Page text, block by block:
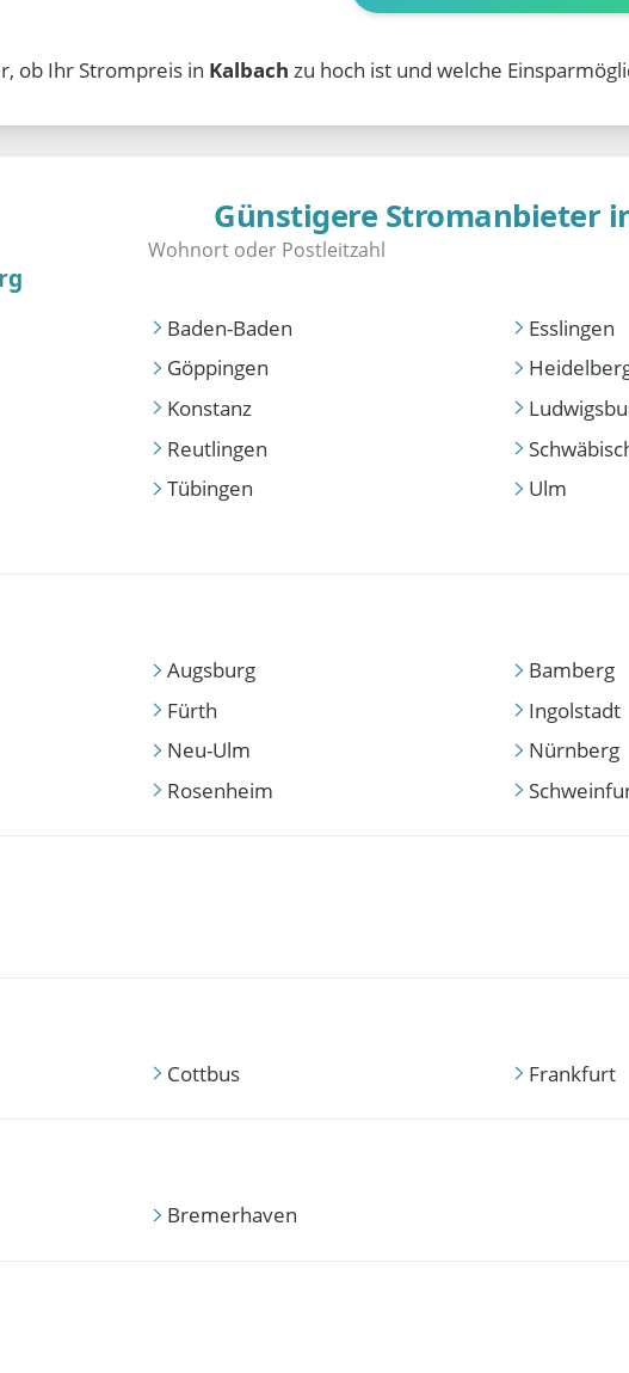
ob Ihr Strompreis in Kalbach zu hoch ist und welche
Günstigere Stromanbieter
Baden-Baden Esslingen
Göppingen
Konstanz
Reutlingen
Tübingen Ulm
Augsburg Bamberg
Fürth Ingolstadt
Neu-Ulm Nürnberg
Rosenheim
Cottbus Frankfurt
Bremerhaven